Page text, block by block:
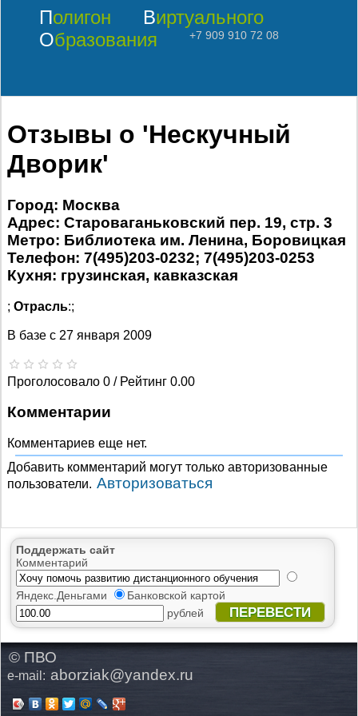
Полигон
Виртуального
Образования
+7 909 910 72 08
Отзывы о 'Нескучный
Дворик'
Город: Москва
Адрес: Староваганьковский пер. 19, стр. 3
Метро: Библиотека им. Ленина, Боровицкая
Телефон: 7(495)203-0232; 7(495)203-0253
Кухня: грузинская, кавказская
; Отрасль:;
В базе с 27 января 2009
Проголосовало 0 / Рейтинг 0.00
Комментарии
Комментариев еще нет.
Добавить комментарий могут только авторизованные
пользователи. Авторизоваться
Поддержать сайт
Комментарий
Яндекс.Деньгами
Банковской картой
рублей
ПЕРЕВЕСТИ
© ПВО
e-mail: aborziak@yandex.ru